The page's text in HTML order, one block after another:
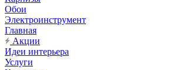
Обои
Электроинструмент
Главная
Акции
Идеи интерьера
Услуги